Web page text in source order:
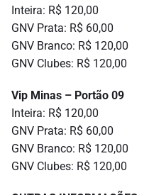
Inteira: R$ 120,00
GNV Prata: R$ 60,00
GNV Branco: R$ 120,00
GNV Clubes: R$ 120,00
Vip Minas – Portão 09
Inteira: R$ 120,00
GNV Prata: R$ 60,00
GNV Branco: R$ 120,00
GNV Clubes: R$ 120,00